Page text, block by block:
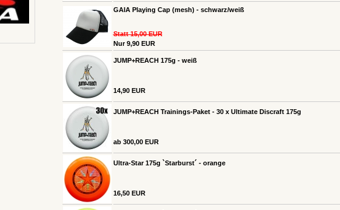
GAIA Playing Cap (mesh) - schwarz/weiß
Statt 15,00 EUR
Nur 9,90 EUR
JUMP+REACH 175g - weiß
14,90 EUR
JUMP+REACH Trainings-Paket - 30 x Ultimate Discraft 175g
ab 300,00 EUR
Ultra-Star 175g `Starburst´ - orange
16,50 EUR